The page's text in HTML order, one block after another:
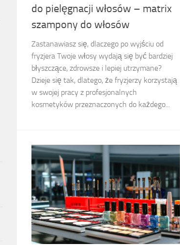
do pielęgnacji włosów – matrix
szampony do włosów
Zastanawiasz się, dlaczego po wyjściu od
fryzjera Twoje włosy wydają się być bardziej
błyszczące, zdrowsze i lepiej utrzymane?
Dzieje się tak, dlatego, że fryzjerzy korzystają
w swojej pracy z profesjonalnych
kosmetyków przeznaczonych do każdego...